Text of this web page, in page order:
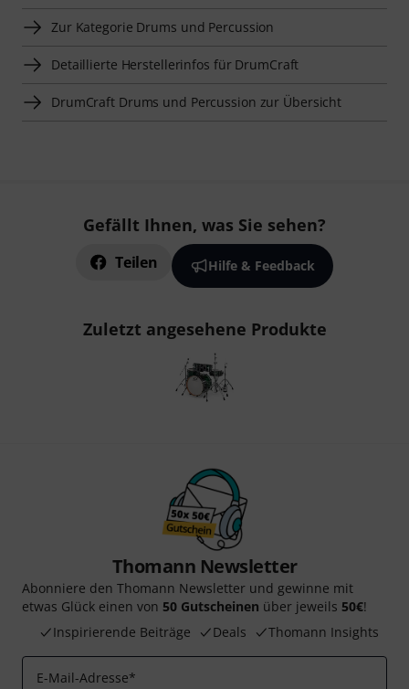
Zur Kategorie Drums und Percussion
Detaillierte Herstellerinfos für DrumCraft
DrumCraft Drums und Percussion zur Übersicht
Gefällt Ihnen, was Sie sehen?
Teilen Hilfe & Feedback
Zuletzt angesehene Produkte
Thomann Newsletter
Abonniere den Thomann Newsletter und gewinne mit
etwas Glück einen von 50 Gutscheinen über jeweils 50€!
Inspirierende Beiträge
Deals Thomann Insights
E-Mail-Adresse*